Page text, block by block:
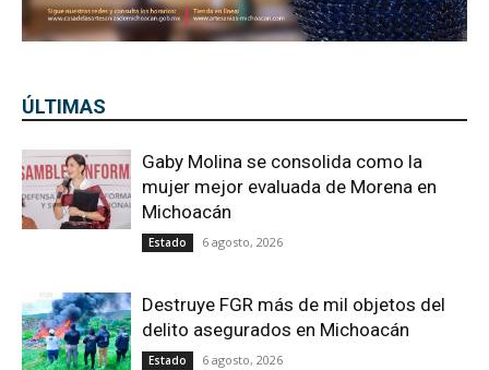
ÚLTIMAS
Gaby Molina se consolida como la
mujer mejor evaluada de Morena en
Michoacán
Estado 6 agosto, 2026
Destruye FGR más de mil objetos del
delito asegurados en Michoacán
Estado 6 agosto, 2026